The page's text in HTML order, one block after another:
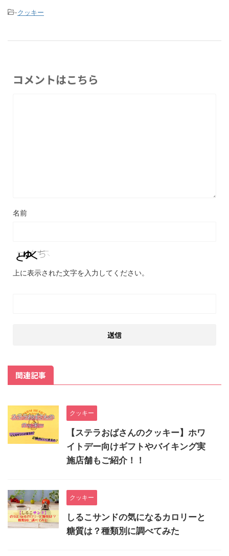
-クッキー
コメントはこちら
名前
上に表示された文字を入力してください。
関連記事
クッキー
【ステラおばさんのクッキー】ホワ
イトデー向けギフトやバイキング実
施店舗もご紹介！！
クッキー
しるこサンドの気になるカロリーと
糖質は？種類別に調べてみた